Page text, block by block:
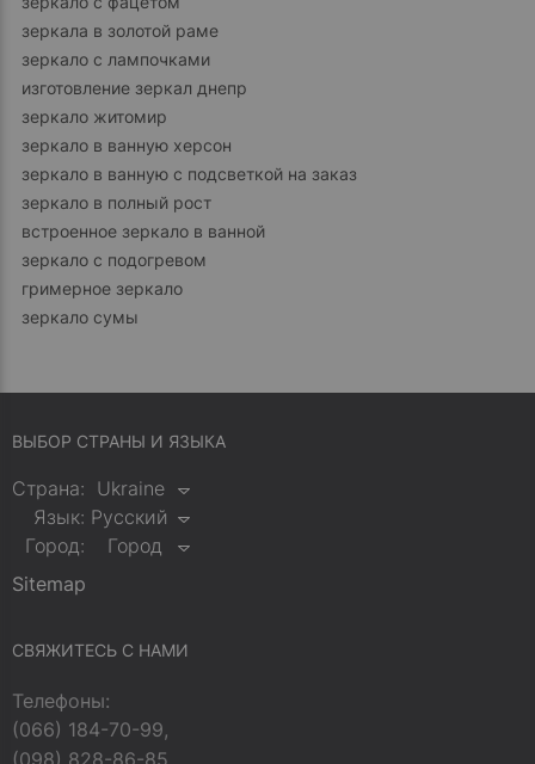
зеркала в золотой раме
зеркало с лампочками
изготовление зеркал днепр
зеркало житомир
зеркало в ванную херсон
зеркало в ванную с подсветкой на заказ
зеркало в полный рост
встроенное зеркало в ванной
зеркало с подогревом
гримерное зеркало
зеркало сумы
ВЫБОР СТРАНЫ И ЯЗЫКА
Страна: Ukraine
Язык: Русский
Город:
Город
Sitemap
СВЯЖИТЕСЬ С НАМИ
Телефоны:
(066) 184-70-99,
(098) 828-86-85